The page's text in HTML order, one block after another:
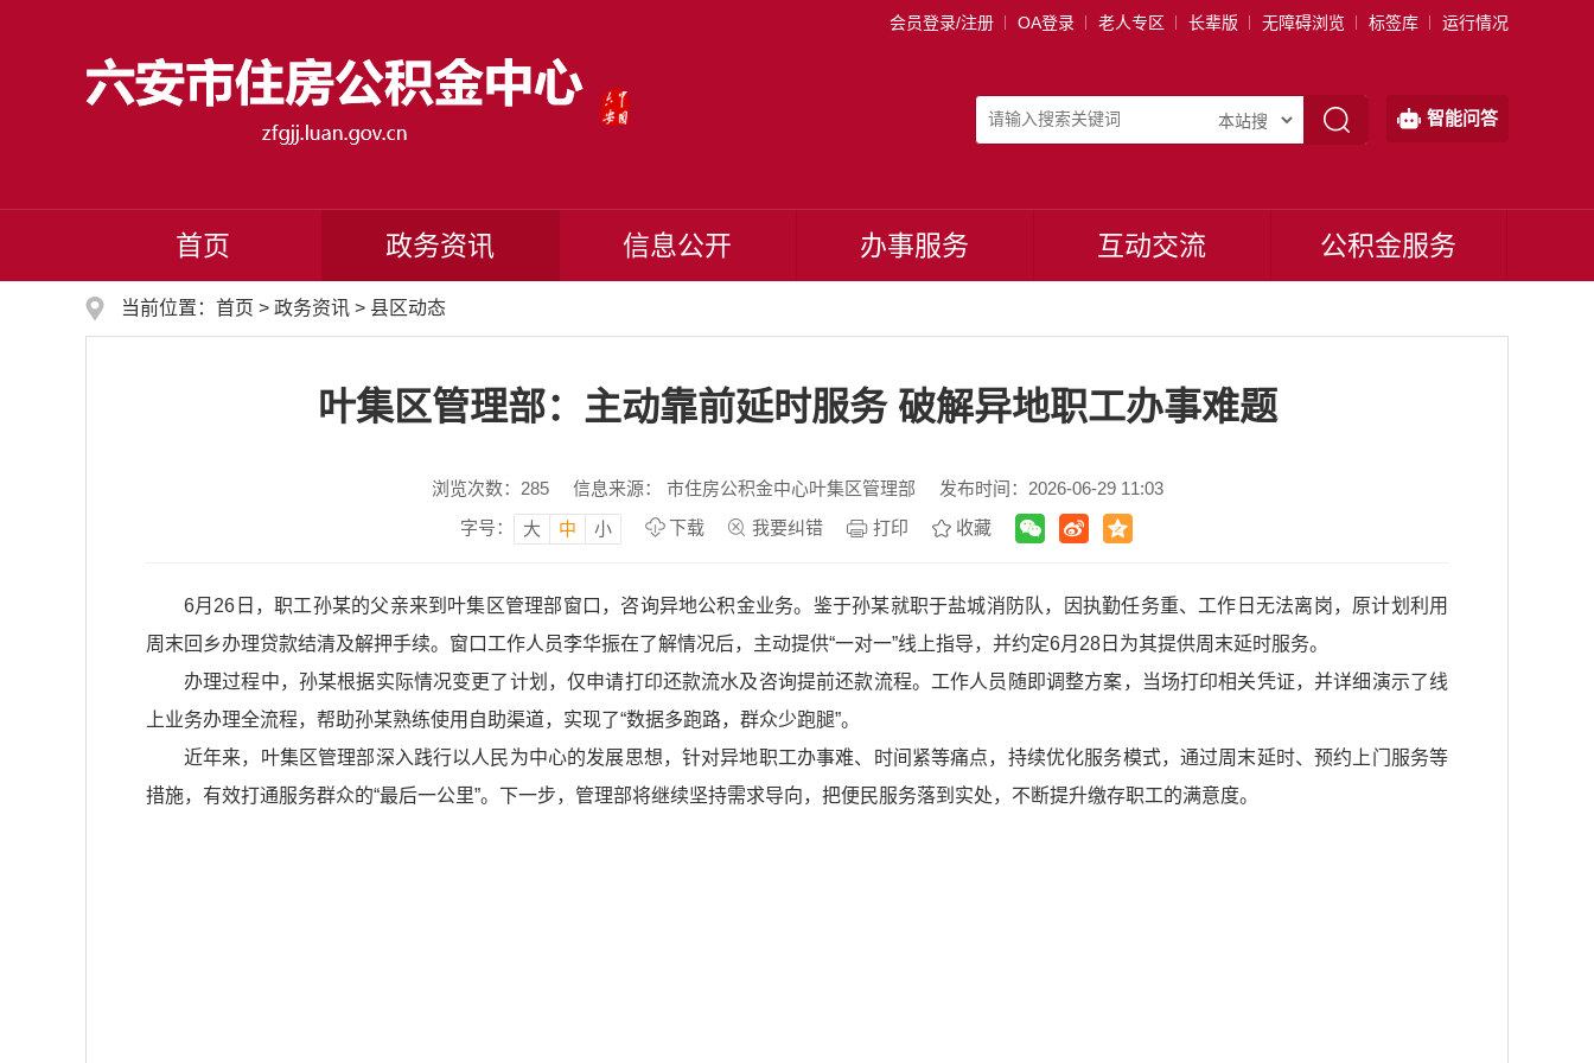
会员登录/注册 OA登录 老人专区 长辈版 无障碍浏览 标签库 运行情况
智能问答
首页 政务资讯 信息公开 办事服务 互动交流 公积金服务
当前位置： 首页 > 政务资讯 > 县区动态
叶集区管理部：主动靠前延时服务 破解异地职工办事难题
浏览次数： 285 信息来源： 市住房公积金中心叶集区管理部
发布时间：2026-06-29 11:03
字号：
大 中 小 下载 我要纠错 打印 收藏
6月26日，职工孙某的父亲来到叶集区管理部窗口，咨询异地公积金业务。鉴于孙某就职于盐城消防队，因执勤任务重、工作日无法离岗，原计划利用
周末回乡办理贷款结清及解押手续。窗口工作人员李华振在了解情况后，主动提供“一对一”线上指导，并约定6月28日为其提供周末延时服务。
办理过程中，孙某根据实际情况变更了计划，仅申请打印还款流水及咨询提前还款流程。工作人员随即调整方案，当场打印相关凭证，并详细演示了线
上业务办理全流程，帮助孙某熟练使用自助渠道，实现了“数据多跑路，群众少跑腿”。
近年来，叶集区管理部深入践行以人民为中心的发展思想，针对异地职工办事难、时间紧等痛点，持续优化服务模式，通过周末延时、预约上门服务等
措施，有效打通服务群众的“最后一公里”。下一步，管理部将继续坚持需求导向，把便民服务落到实处，不断提升缴存职工的满意度。